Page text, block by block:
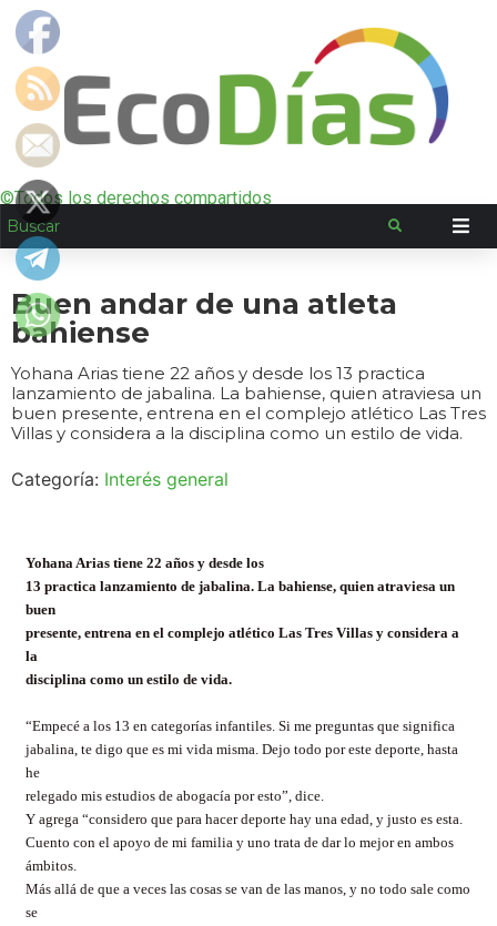
©Todos los derechos compartidos
Buen andar de una atleta
bahiense
Yohana Arias tiene 22 años y desde los 13 practica
lanzamiento de jabalina. La bahiense, quien atraviesa un
buen presente, entrena en el complejo atlético Las Tres
Villas y considera a la disciplina como un estilo de vida.
Categoría: Interés general
Yohana Arias tiene 22 años y desde los
13 practica lanzamiento de jabalina. La bahiense, quien atraviesa un
buen
presente, entrena en el complejo atlético Las Tres Villas y considera a
la
disciplina como un estilo de vida.
“Empecé a los 13 en categorías infantiles. Si me preguntas que significa
jabalina, te digo que es mi vida misma. Dejo todo por este deporte, hasta
he
relegado mis estudios de abogacía por esto”, dice.
Y agrega “considero que para hacer deporte hay una edad, y justo es esta.
Cuento con el apoyo de mi familia y uno trata de dar lo mejor en ambos
ámbitos.
Más allá de que a veces las cosas se van de las manos, y no todo sale como
se